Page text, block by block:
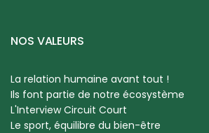
NOS VALEURS
La relation humaine avant tout !
Ils font partie de notre écosystème
L'Interview Circuit Court
Le sport, équilibre du bien-être